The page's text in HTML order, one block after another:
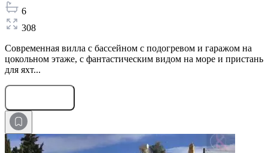
6
308
Современная вилла с бассейном с подогревом и гаражом на
цокольном этаже, с фантастическим видом на море и пристань
для яхт...